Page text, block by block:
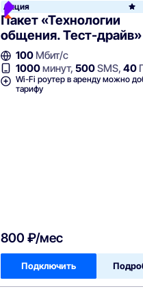
Акция
Пакет «Технологии
общения. Тест-драйв»
100 Мбит/с
1000минут,500SMS,40
Wi-Fi роутер в аренду можно
тарифу
800 ₽/мес
Подключить